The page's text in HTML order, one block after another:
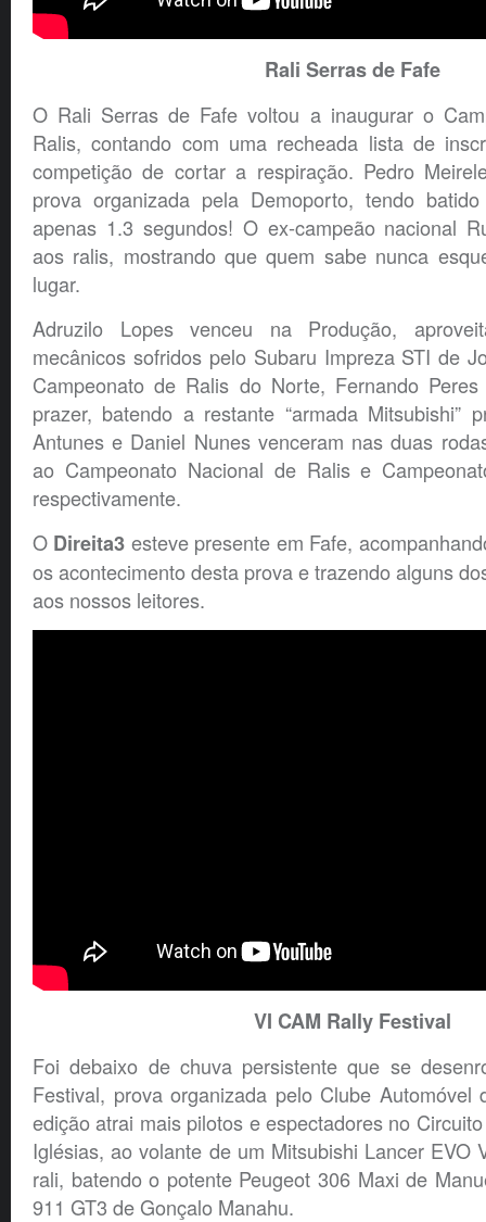
Rali Serras de Fafe
O Rali Serras de Fafe voltou a inaugurar o
Ralis, contando com uma recheada lista de
competição de cortar a respiração. Pedro
prova organizada pela Demoporto, tendo
apenas 1.3 segundos! O ex-campeão nacional
aos ralis, mostrando que quem sabe nunca
lugar.
Adruzilo Lopes venceu na Produção,
mecânicos sofridos pelo Subaru Impreza STI de
Campeonato de Ralis do Norte, Fernando
prazer, batendo a restante “armada Mitsubishi”
Antunes e Daniel Nunes venceram nas duas
ao Campeonato Nacional de Ralis e
respectivamente.
O Direita3 esteve presente em Fafe,
os acontecimento desta prova e trazendo alguns
aos nossos leitores.
VI CAM Rally Festival
Foi debaixo de chuva persistente que se
Festival, prova organizada pelo Clube
edição atrai mais pilotos e espectadores no
Iglésias, ao volante de um Mitsubishi Lancer EVO
rali, batendo o potente Peugeot 306 Maxi de
911 GT3 de Gonçalo Manahu.